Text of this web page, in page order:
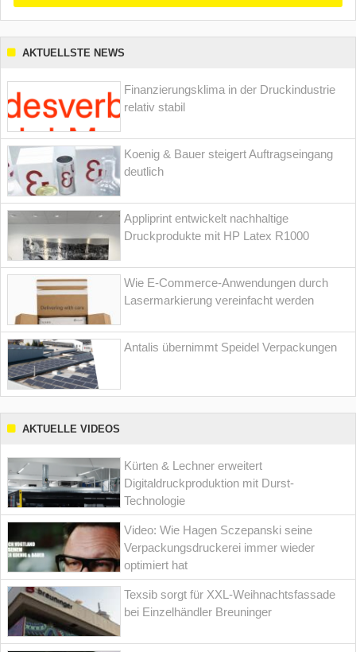
AKTUELLSTE NEWS
Finanzierungsklima in der Druckindustrie
relativ stabil
Koenig & Bauer steigert Auftragseingang
deutlich
Appliprint entwickelt nachhaltige
Druckprodukte mit HP Latex R1000
Wie E-Commerce-Anwendungen durch
Lasermarkierung vereinfacht werden
Antalis übernimmt Speidel Verpackungen
AKTUELLE VIDEOS
Kürten & Lechner erweitert
Digitaldruckproduktion mit Durst-
Technologie
Video: Wie Hagen Sczepanski seine
Verpackungsdruckerei immer wieder
optimiert hat
Texsib sorgt für XXL-Weihnachtsfassade
bei Einzelhändler Breuninger